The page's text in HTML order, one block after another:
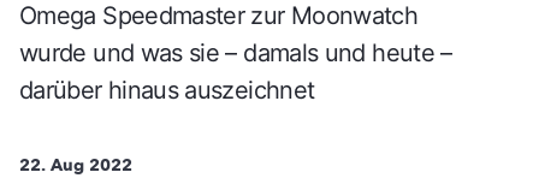
Omega Speedmaster zur Moonwatch
wurde und was sie – damals und heute –
darüber hinaus auszeichnet
22. Aug 2022